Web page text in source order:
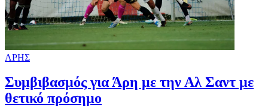
ΑΡΗΣ
Συμβιβασμός για Άρη με την Αλ Σαντ με
θετικό πρόσημο